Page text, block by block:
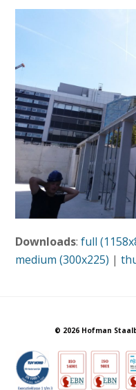
Downloads:full
medium (300x225) |
© 2026 Hofman